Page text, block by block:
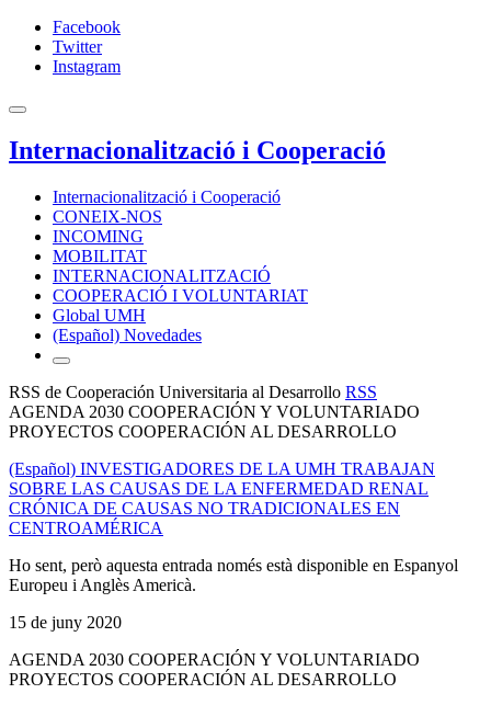
Facebook
Twitter
Instagram
Internacionalització i Cooperació
Internacionalització i Cooperació
CONEIX-NOS
INCOMING
MOBILITAT
INTERNACIONALITZACIÓ
COOPERACIÓ I VOLUNTARIAT
Global UMH
(Español) Novedades
RSS de Cooperación Universitaria al Desarrollo RSS
AGENDA 2030 COOPERACIÓN Y VOLUNTARIADO
PROYECTOS COOPERACIÓN AL DESARROLLO
(Español) INVESTIGADORES DE LA UMH TRABAJAN
SOBRE LAS CAUSAS DE LA ENFERMEDAD RENAL
CRÓNICA DE CAUSAS NO TRADICIONALES EN
CENTROAMÉRICA
Ho sent, però aquesta entrada només està disponible en Espanyol
Europeu i Anglès Americà.
15 de juny 2020
AGENDA 2030 COOPERACIÓN Y VOLUNTARIADO
PROYECTOS COOPERACIÓN AL DESARROLLO